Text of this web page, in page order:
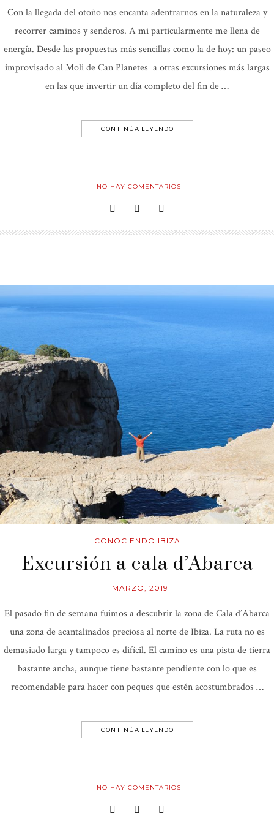
Con la llegada del otoño nos encanta adentrarnos en la naturaleza y
recorrer caminos y senderos. A mi particularmente me llena de
energía. Desde las propuestas más sencillas como la de hoy: un paseo
improvisado al Moli de Can Planetes a otras excursiones más largas
en las que invertir un día completo del fin de …
CONTINÚA LEYENDO
NO HAY COMENTARIOS
CONOCIENDO IBIZA
Excursión a cala d’Abarca
1 MARZO, 2019
El pasado fin de semana fuimos a descubrir la zona de Cala d’Abarca
una zona de acantalinados preciosa al norte de Ibiza. La ruta no es
demasiado larga y tampoco es difícil. El camino es una pista de tierra
bastante ancha, aunque tiene bastante pendiente con lo que es
recomendable para hacer con peques que estén acostumbrados …
CONTINÚA LEYENDO
NO HAY COMENTARIOS